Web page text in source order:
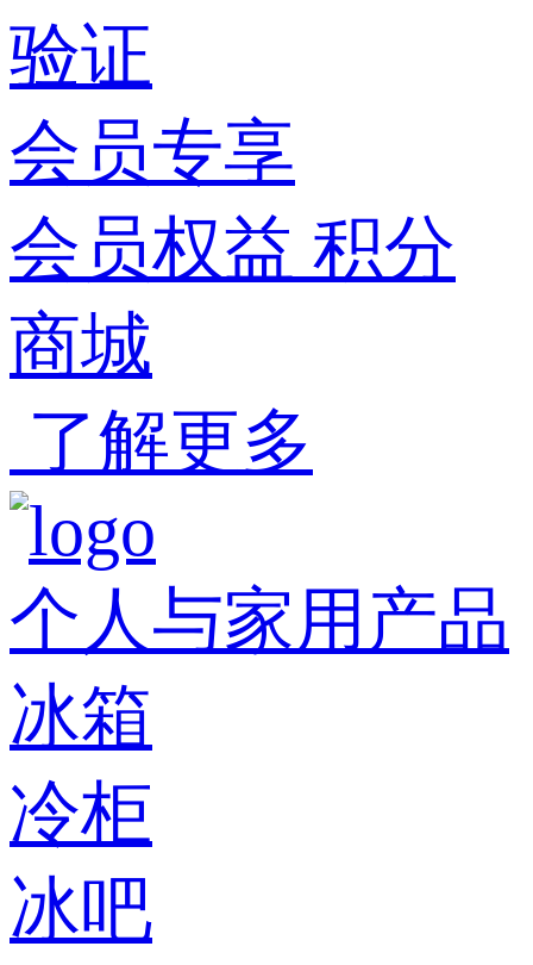
验证
会员专享
会员权益 积分
商城
了解更多
个人与家用产品
冰箱
冷柜
冰吧